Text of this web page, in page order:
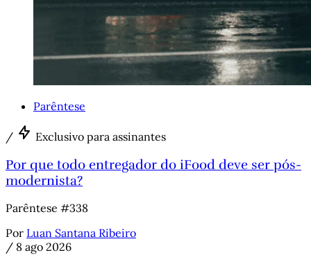
Parêntese
/ Exclusivo para assinantes
Por que todo entregador do iFood deve ser pós-
modernista?
Parêntese #338
Por Luan Santana Ribeiro
/ 8 ago 2026